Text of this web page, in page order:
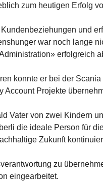
zum heutigen Erfolg
und
war noch lange
erfolgreich
konnte er bei der
Account Projekte
Vater von zwei Kindern
die ideale Person für
Zukunft
zu
eingearbeitet.